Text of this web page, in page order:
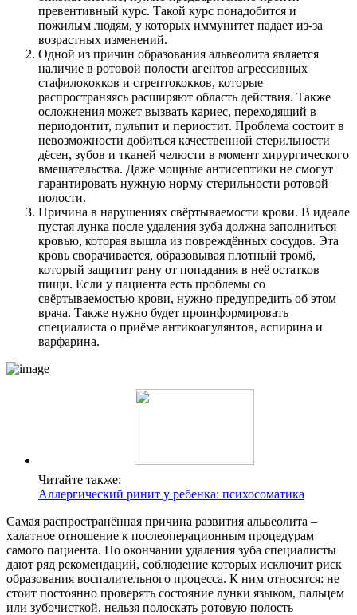
превентивный курс. Такой курс понадобится и
пожилым людям, у которых иммунитет падает из-за
возрастных изменений.
Одной из причин образования альвеолита является
наличие в ротовой полости агентов агрессивных
стафилококков и стрептококков, которые
распространяясь расширяют область действия. Также
осложнения может вызвать кариес, переходящий в
периодонтит, пульпит и периостит. Проблема состоит в
невозможности добиться качественной стерильности
дёсен, зубов и тканей челюсти в момент хирургического
вмешательства. Даже мощные антисептики не смогут
гарантировать нужную норму стерильности ротовой
полости.
Причина в нарушениях свёртываемости крови. В идеале
пустая лунка после удаления зуба должна заполниться
кровью, которая вышла из повреждённых сосудов. Эта
кровь сворачивается, образовывая плотный тромб,
который защитит рану от попадания в неё остатков
пищи. Если у пациента есть проблемы со
свёртываемостью крови, нужно предупредить об этом
врача. Также нужно будет проинформировать
специалиста о приёме антикоагулянтов, аспирина и
варфарина.
Читайте также:
Аллергический ринит у ребенка: психосоматика
Самая распространённая причина развития альвеолита –
халатное отношение к послеоперационным процедурам
самого пациента. По окончании удаления зуба специалисты
дают ряд рекомендаций, соблюдение которых исключит риск
образования воспалительного процесса. К ним относятся: не
стоит постоянно проверять состояние лунки языком, пальцем
или зубочисткой, нельзя полоскать ротовую полость